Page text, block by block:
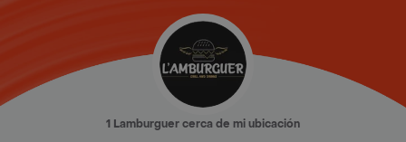
1 Lamburguer cerca de mi ubicación